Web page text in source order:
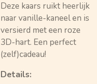
Deze kaars ruikt heerlijk
naar vanille-kaneel en is
versierd met een roze
3D-hart. Een perfect
(zelf)cadeau!
Details: